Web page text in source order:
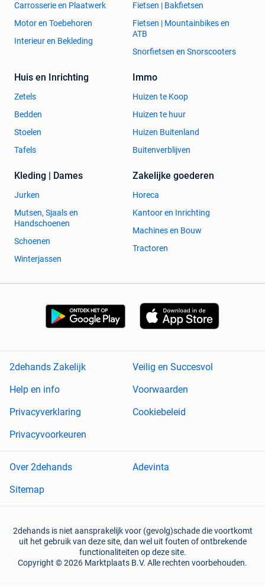
Carrosserie en Plaatwerk
Motor en Toebehoren
Interieur en Bekleding
Fietsen | Bakfietsen
Fietsen | Mountainbikes en
ATB
Snorfietsen en Snorscooters
Huis en Inrichting
Zetels
Bedden
Stoelen
Tafels
Immo
Huizen te Koop
Huizen te huur
Huizen Buitenland
Buitenverblijven
Kleding | Dames
Jurken
Mutsen, Sjaals en
Handschoenen
Schoenen
Winterjassen
Zakelijke goederen
Horeca
Kantoor en Inrichting
Machines en Bouw
Tractoren
2dehands Zakelijk
Veilig en Succesvol
Help en info
Voorwaarden
Privacyverklaring
Cookiebeleid
Privacyvoorkeuren
Over 2dehands
Adevinta
Sitemap
2dehands is niet aansprakelijk voor (gevolg)schade die voortkomt
uit het gebruik van deze site, dan wel uit fouten of ontbrekende
functionaliteiten op deze site.
Copyright © 2026 Marktplaats B.V. Alle rechten voorbehouden.